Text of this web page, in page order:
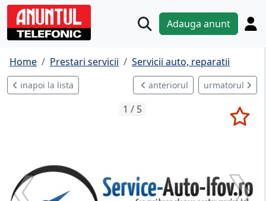
Adauga anunt
Home Prestari servicii Servicii auto, reparatii
inapoi la lista anteriorul urmatorul
1 / 5